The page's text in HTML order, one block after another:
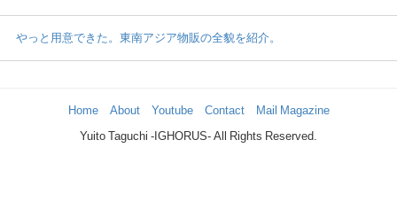
やっと用意できた。東南アジア物販の全貌を紹介。
Home About Youtube Contact Mail Magazine
Yuito Taguchi -IGHORUS- All Rights Reserved.